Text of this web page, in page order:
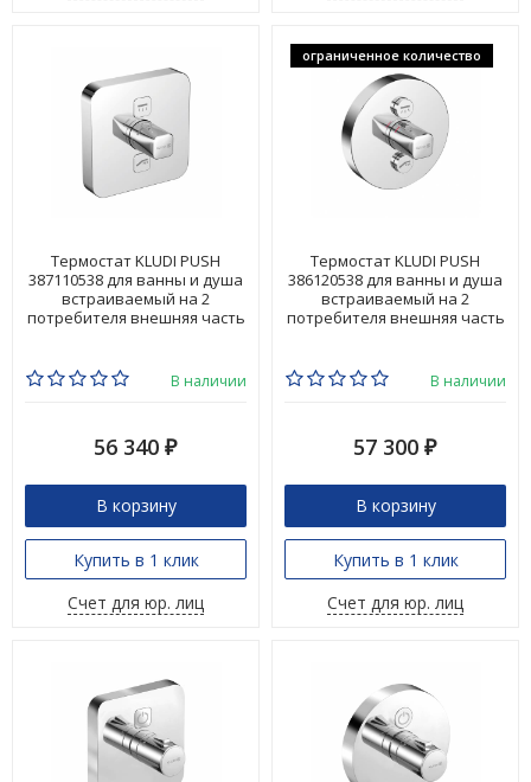
Термостат KLUDI PUSH
387110538 для ванны и душа
встраиваемый на 2
потребителя внешняя часть
В наличии
56 340 ₽
В корзину
Купить в 1 клик
Счет для юр. лиц
ограниченное количество
Термостат KLUDI PUSH
386120538 для ванны и душа
встраиваемый на 2
потребителя внешняя часть
В наличии
57 300 ₽
В корзину
Купить в 1 клик
Счет для юр. лиц